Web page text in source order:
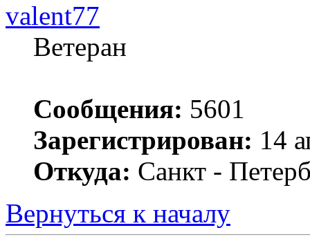
valent77
Ветеран
Сообщения: 5601
Зарегистрирован: 14
Откуда: Санкт -
Вернуться к началу